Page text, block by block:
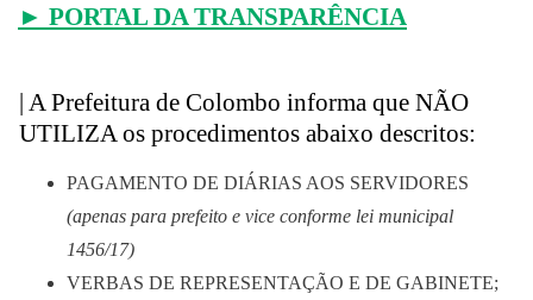
► PORTAL DA TRANSPARÊNCIA
| A Prefeitura de Colombo informa que NÃO
UTILIZA os procedimentos abaixo descritos:
PAGAMENTO DE DIÁRIAS AOS SERVIDORES
(apenas para prefeito e vice conforme lei municipal
1456/17)
VERBAS DE REPRESENTAÇÃO E DE GABINETE;